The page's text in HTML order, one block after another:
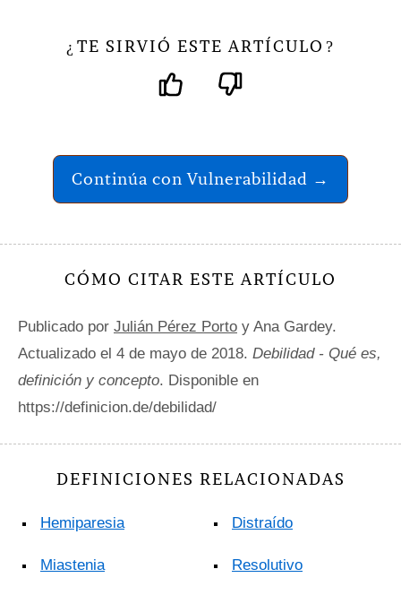
¿ TE SIRVIÓ ESTE ARTÍCULO ?
Continúa con Vulnerabilidad →
CÓMO CITAR ESTE ARTÍCULO
Publicado por Julián Pérez Porto y Ana Gardey.
Actualizado el 4 de mayo de 2018. Debilidad - Qué es,
definición y concepto. Disponible en
https://definicion.de/debilidad/
DEFINICIONES RELACIONADAS
Hemiparesia
Miastenia
Distraído
Resolutivo